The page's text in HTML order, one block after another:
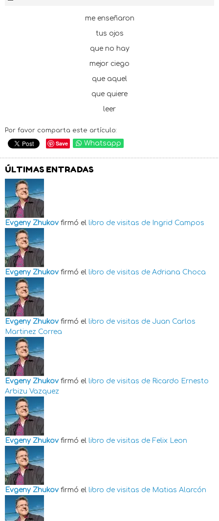
me enseñaron
tus ojos
que no hay
mejor ciego
que aquel
que quiere
leer
Por favor comparta este artículo:
Save Whatsapp
ÚLTIMAS ENTRADAS
Evgeny Zhukov firmó el libro de visitas de Ingrid Campos
Evgeny Zhukov firmó el libro de visitas de Adriana Choca
Evgeny Zhukov firmó el libro de visitas de Juan Carlos
Martinez Correa
Evgeny Zhukov firmó el libro de visitas de Ricardo Ernesto
Arbizu Vazquez
Evgeny Zhukov firmó el libro de visitas de Felix Leon
Evgeny Zhukov firmó el libro de visitas de Matias Alarcón